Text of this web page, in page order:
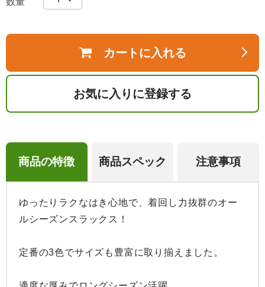
カートに入れる
お気に入りに登録する
商品の特徴 商品スペック 注意事項
ゆったりラクなはき心地で、着回し力抜群のオー
ルシーズンスラックス！
定番の3色でサイズも豊富に取り揃えました。